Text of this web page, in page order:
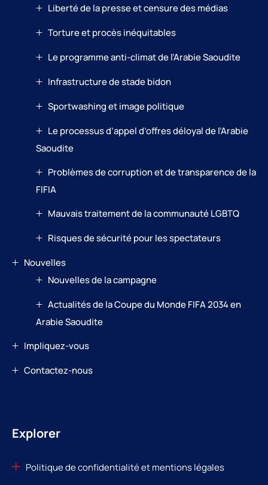
Liberté de la presse et censure des médias
Torture et procès inéquitables
Le programme anti-climat de l’Arabie Saoudite
Infrastructure de stade bidon
Sportwashing et image politique
Le processus d’appel d’offres déloyal de l’Arabie
Saoudite
Problèmes de corruption et de transparence de la
FIFIA
Mauvais traitement de la communauté LGBTQ
Risques de sécurité pour les spectateurs
Nouvelles
Nouvelles de la campagne
Actualités de la Coupe du Monde FIFA 2034 en
Arabie Saoudite
Impliquez-vous
Contactez-nous
Explorer
Politique de confidentialité et mentions légales